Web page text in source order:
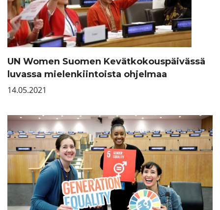
UN Women Suomen Kevätkokouspäivässä
luvassa mielenkiintoista ohjelmaa
14.05.2021